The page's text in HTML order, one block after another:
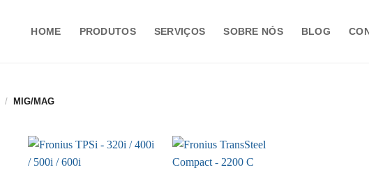
HOME PRODUTOS SERVIÇOS SOBRE NÓS BLOG
/ MIG/MAG